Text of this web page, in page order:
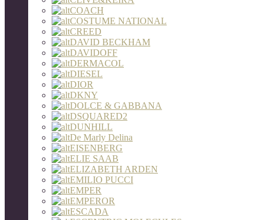
COACH
COSTUME NATIONAL
CREED
DAVID BECKHAM
DAVIDOFF
DERMACOL
DIESEL
DIOR
DKNY
DOLCE & GABBANA
DSQUARED2
DUNHILL
De Marly Delina
EISENBERG
ELIE SAAB
ELIZABETH ARDEN
EMILIO PUCCI
EMPER
EMPEROR
ESCADA